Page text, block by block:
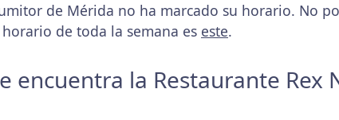
de Mérida no ha marcado su horario. No
de toda la semana es este.
encuentra la Restaurante Rex